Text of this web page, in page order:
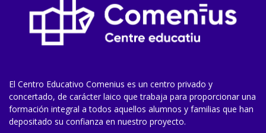
El Centro Educativo Comenius es un centro privado y
concertado, de carácter laico que trabaja para proporcionar una
formación integral a todos aquellos alumnos y familias que han
depositado su confianza en nuestro proyecto.